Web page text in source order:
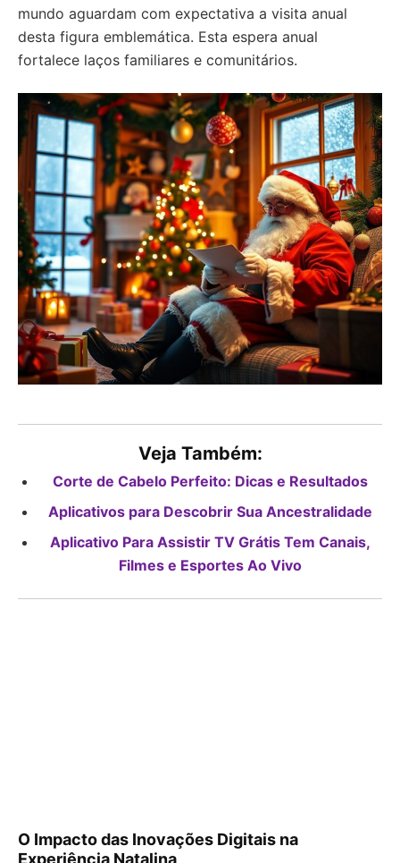
mundo aguardam com expectativa a visita anual
desta figura emblemática. Esta espera anual
fortalece laços familiares e comunitários.
Veja Também:
Corte de Cabelo Perfeito: Dicas e Resultados
Aplicativos para Descobrir Sua Ancestralidade
Aplicativo Para Assistir TV Grátis Tem Canais,
Filmes e Esportes Ao Vivo
O Impacto das Inovações Digitais na
Experiência Natalina